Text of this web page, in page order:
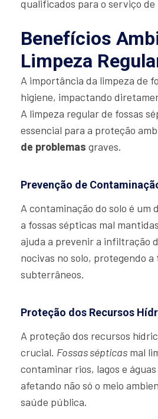
qualificados para o serviço de
Benefícios
Limpeza
A importância da limpeza de
higiene, impactando
A limpeza regular de fossas
essencial para a proteção
de problemas graves.
Prevenção de
A contaminação do solo é um
a fossas sépticas mal
ajuda a prevenir a infiltração
nocivas no solo, protegendo
subterrâneos.
Proteção dos Recursos
A proteção dos recursos
crucial. Fossas sépticas mal
contaminar rios, lagos e
afetando não só o meio
saúde pública.